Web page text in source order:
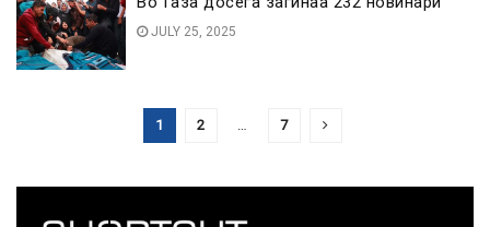
JULY 25, 2025
1 2 7